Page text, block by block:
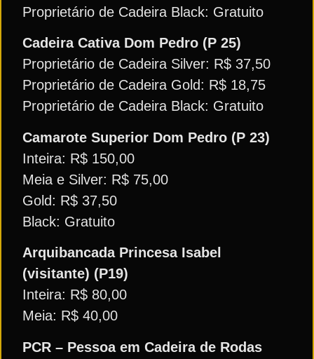
Proprietário de Cadeira Black: Gratuito
Cadeira Cativa Dom Pedro (P 25)
Proprietário de Cadeira Silver: R$ 37,50
Proprietário de Cadeira Gold: R$ 18,75
Proprietário de Cadeira Black: Gratuito
Camarote Superior Dom Pedro (P 23)
Inteira: R$ 150,00
Meia e Silver: R$ 75,00
Gold: R$ 37,50
Black: Gratuito
Arquibancada Princesa Isabel
(visitante) (P19)
Inteira: R$ 80,00
Meia: R$ 40,00
PCR – Pessoa em Cadeira de Rodas